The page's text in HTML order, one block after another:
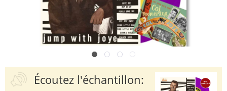
Écoutez l'échantillon: